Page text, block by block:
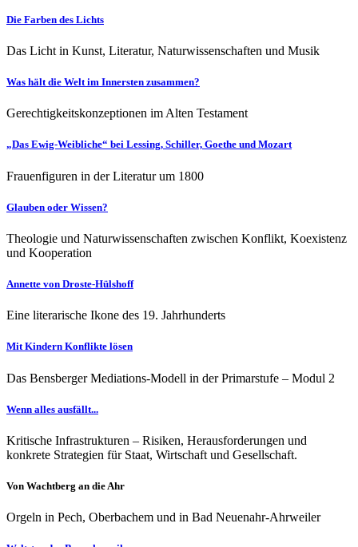
Die Farben des Lichts
Das Licht in Kunst, Literatur, Naturwissenschaften und Musik
Was hält die Welt im Innersten zusammen?
Gerechtigkeitskonzeptionen im Alten Testament
„Das Ewig-Weibliche“ bei Lessing, Schiller, Goethe und Mozart
Frauenfiguren in der Literatur um 1800
Glauben oder Wissen?
Theologie und Naturwissenschaften zwischen Konflikt, Koexistenz
und Kooperation
Annette von Droste-Hülshoff
Eine literarische Ikone des 19. Jahrhunderts
Mit Kindern Konflikte lösen
Das Bensberger Mediations-Modell in der Primarstufe – Modul 2
Wenn alles ausfällt...
Kritische Infrastrukturen – Risiken, Herausforderungen und
konkrete Strategien für Staat, Wirtschaft und Gesellschaft.
Von Wachtberg an die Ahr
Orgeln in Pech, Oberbachem und in Bad Neuenahr-Ahrweiler